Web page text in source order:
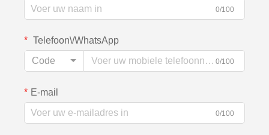
0/100
Telefoon\/WhatsApp
Code
0/100
E-mail
0/100